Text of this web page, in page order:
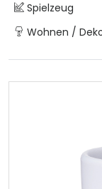
Spielzeug
Wohnen /